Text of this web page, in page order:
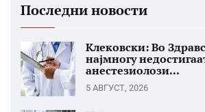
Последни новости
Клековски: Во
најмногу
анестезиолози...
5 АВГУСТ, 2026